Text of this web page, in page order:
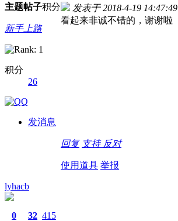
主题帖子积分
新手上路
积分
26
发消息
发表于 2018-4-19 14:47:49
看起来非诚不错的，谢谢啦
回复 支持 反对
使用道具 举报
lyhacb
0 32 415